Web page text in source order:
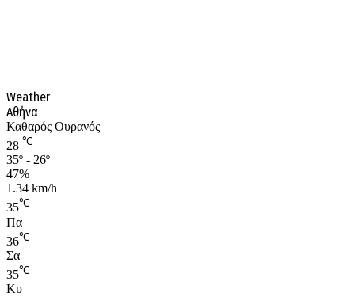
Weather
Αθήνα
Καθαρός Ουρανός
28 ℃
35º - 26º
47%
1.34 km/h
35℃
Πα
36℃
Σα
35℃
Κυ